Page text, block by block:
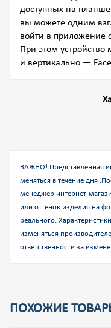
доступных на
вы можете одним
войти в приложение
При этом
и вертикально —
ВАЖНО! Представленная
меняться в течение дня
менеджер интернет-
или оттенок изделия на
реального.
изменяться
ответственности за
ПОХОЖИЕ